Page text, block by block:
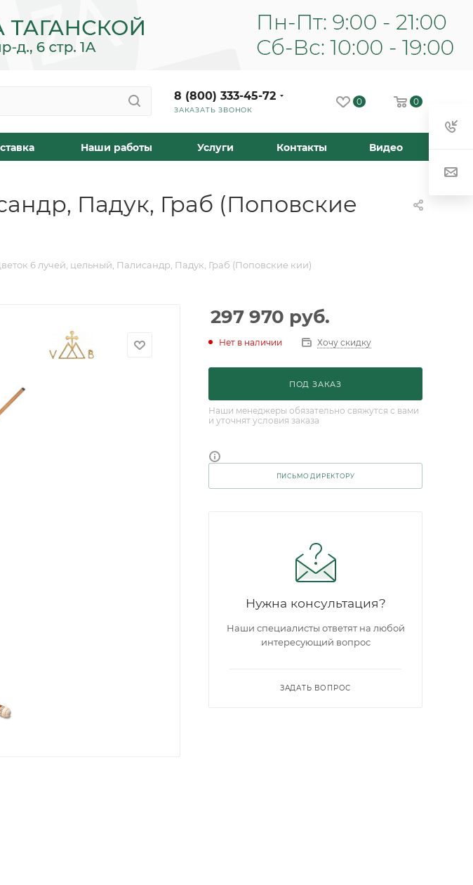
8 (800) 333-45-72
ЗАКАЗАТЬ ЗВОНОК
0 0
Наши работы Услуги Контакты Видео
Падук, Граб (Поповские
6 лучей, цельный, Палисандр, Падук, Граб (Поповские кии)
297 970 руб.
Нет в наличии Хочу скидку
ПОД ЗАКАЗ
Наши менеджеры обязательно свяжутся с вами
и уточнят условия заказа
ПИСЬМО ДИРЕКТОРУ
Нужна консультация?
Наши специалисты ответят на любой
интересующий вопрос
ЗАДАТЬ ВОПРОС